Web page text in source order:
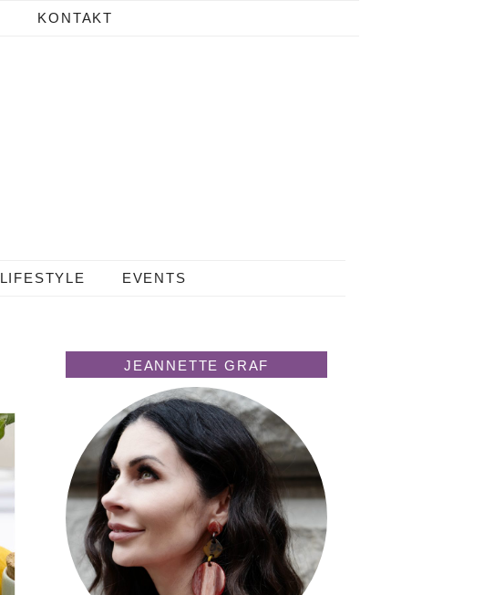
KONTAKT
LIFESTYLE EVENTS
JEANNETTE GRAF